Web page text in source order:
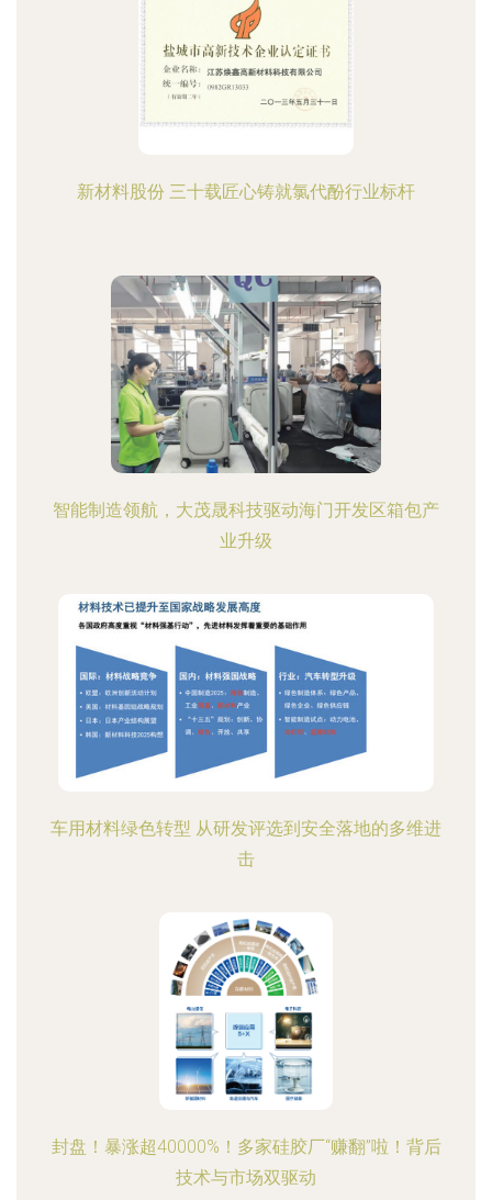
新材料股份 三十载匠心铸就氯代酚行业标杆
智能制造领航，大茂晟科技驱动海门开发区箱包产
业升级
车用材料绿色转型 从研发评选到安全落地的多维进
击
封盘！暴涨超40000%！多家硅胶厂“赚翻”啦！背后
技术与市场双驱动